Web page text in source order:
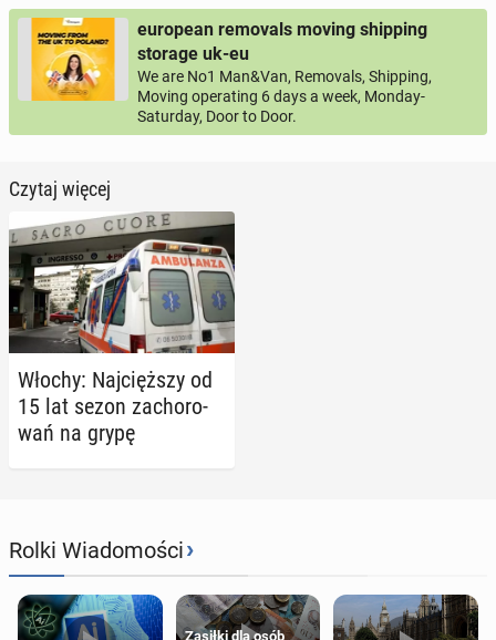
european removals moving shipping
storage uk-eu
We are No1 Man&Van, Removals, Shipping,
Moving operating 6 days a week, Monday-
Saturday, Door to Door.
Czytaj więcej
Włochy: Naj­cięż­szy od
15 lat sezon za­cho­ro­
wań na grypę
Rolki Wiadomości›
Zasiłki dla osób